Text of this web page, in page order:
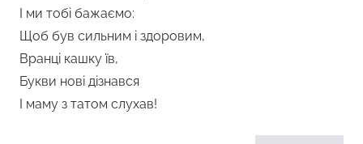
І ми тобі бажаємо:
Щоб був сильним і здоровим,
Вранці кашку їв,
Букви нові дізнався
І маму з татом слухав!